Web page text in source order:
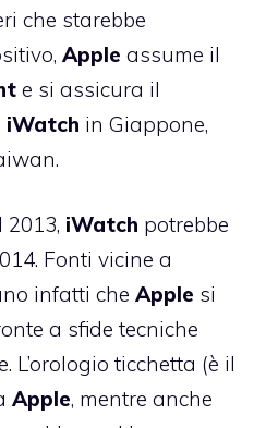
che starebbe
Apple assume il
e si assicura il
iWatch in Giappone,
iWatch potrebbe
Fonti vicine a
infatti che Apple si
a sfide tecniche
L’orologio ticchetta (è il
Apple, mentre anche